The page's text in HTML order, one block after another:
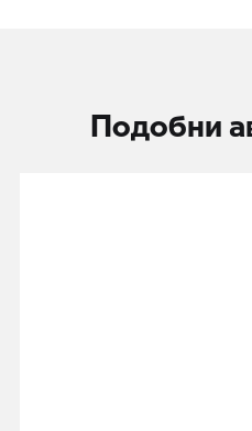
Подобни